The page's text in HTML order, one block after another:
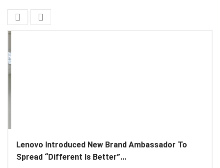
Lenovo Introduced New Brand Ambassador To
Spread “Different Is Better”...